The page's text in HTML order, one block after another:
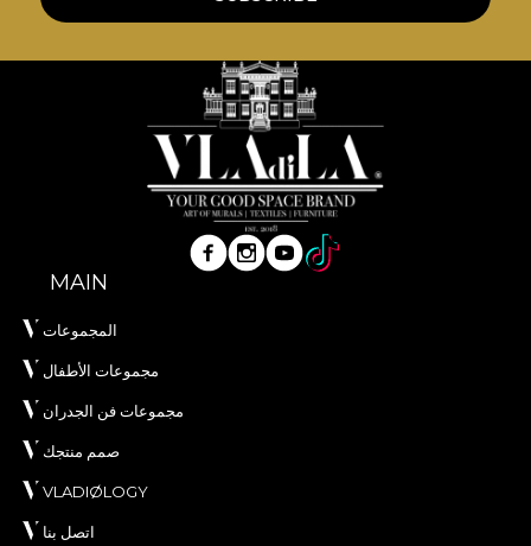
adezivului propriu in aplicarea tapetului. In acest
mod, te poti bucura de un proces de redecorare
rapid, sigur si eficient, care se ridica la cele mai inalte
standarde de calitate.
MAIN
المجموعات
مجموعات الأطفال
مجموعات فن الجدران
صمم منتجك
VLADIØLOGY
اتصل بنا